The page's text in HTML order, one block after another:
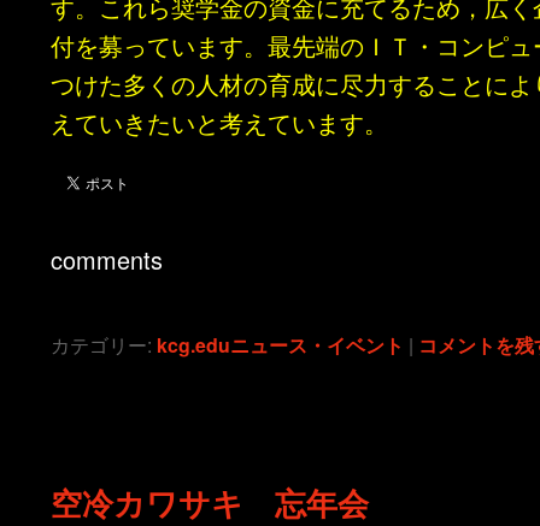
付を募っています。最先端のＩＴ・コンピ
つけた多くの人材の育成に尽力することに
えていきたいと考えています。
comments
カテゴリー: kcg.eduニュース・イベント | コメントを残
空冷カワサキ 忘年会